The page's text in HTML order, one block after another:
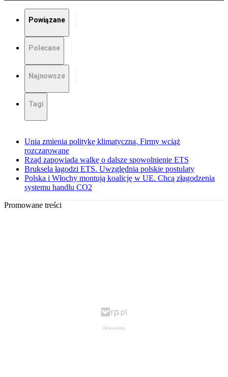
Powiązane
Polecane
Najnowsze
Tagi
Unia zmienia politykę klimatyczną. Firmy wciąż
rozczarowane
Rząd zapowiada walkę o dalsze spowolnienie ETS
Bruksela łagodzi ETS. Uwzględnia polskie postulaty
Polska i Włochy montują koalicję w UE. Chcą złagodzenia
systemu handlu CO2
Promowane treści